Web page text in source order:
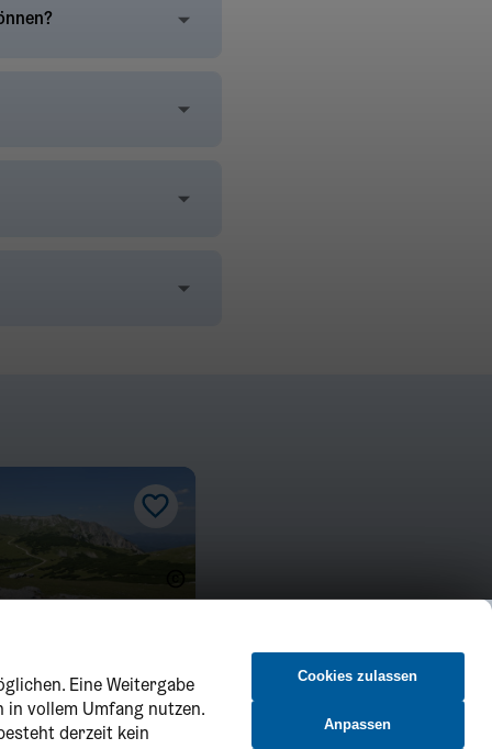
Eine Weitergabe
in vollem Umfang nutzen.
derzeit kein
Cookies zulassen
Anpassen